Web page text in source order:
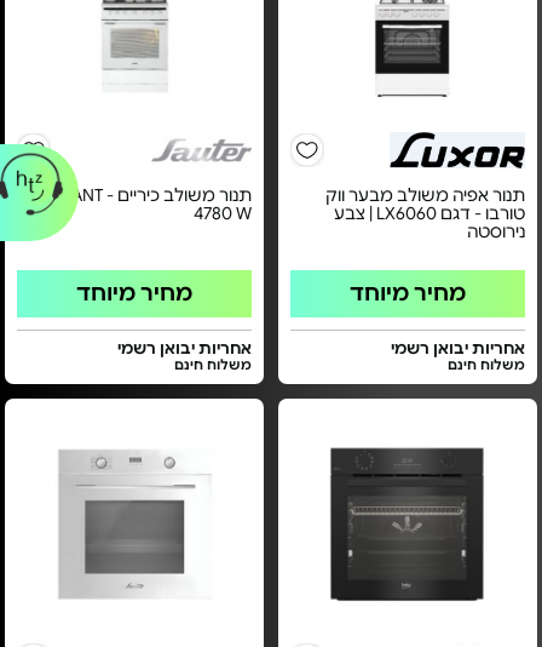
תנור אפיה משולב מבער ווק
טורבו - דגם LX6060 | צבע
נירוסטה
מחיר מיוחד
אחריות יבואן רשמי
משלוח חינם
תנור משולב כיריים - ELEGANT
4780 W
מחיר מיוחד
אחריות יבואן רשמי
משלוח חינם